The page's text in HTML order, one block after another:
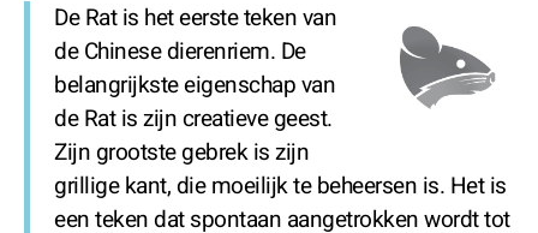
De Rat is het eerste teken van
de Chinese dierenriem. De
belangrijkste eigenschap van
de Rat is zijn creatieve geest.
Zijn grootste gebrek is zijn
grillige kant, die moeilijk te beheersen is. Het is
een teken dat spontaan aangetrokken wordt tot